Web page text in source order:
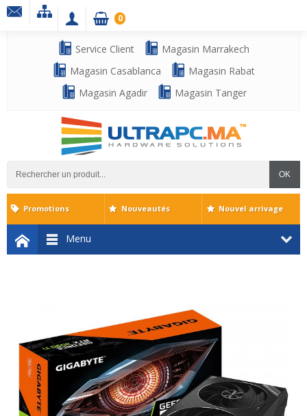
Service Client
Magasin Marrakech
Magasin Casablanca
Magasin Rabat
Magasin Agadir
Magasin Tanger
OK
0
Menu
Promotions Nouveautés Nouvel arrivage